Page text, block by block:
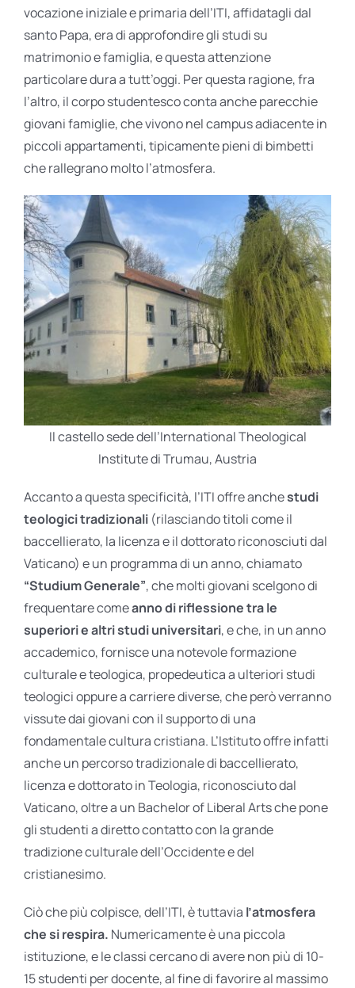
vocazione iniziale e primaria dell’ITI, affidatagli dal
santo Papa, era di approfondire gli studi su
matrimonio e famiglia, e questa attenzione
particolare dura a tutt’oggi. Per questa ragione, fra
l’altro, il corpo studentesco conta anche parecchie
giovani famiglie, che vivono nel campus adiacente in
piccoli appartamenti, tipicamente pieni di bimbetti
che rallegrano molto l’atmosfera.
Il castello sede dell’International Theological
Institute di Trumau, Austria
Accanto a questa specificità, l’ITI offre anchestudi
teologici tradizionali (rilasciando titoli come il
baccellierato, la licenza e il dottorato riconosciuti dal
Vaticano) e un programma di un anno, chiamato
“Studium Generale”, che molti giovani scelgono di
frequentare comeanno di riflessione tra le
superiori e altri studi universitari, e che, in un anno
accademico, fornisce una notevole formazione
culturale e teologica, propedeutica a ulteriori studi
teologici oppure a carriere diverse, che però verranno
vissute dai giovani con il supporto di una
fondamentale cultura cristiana. L’Istituto offre infatti
anche un percorso tradizionale di baccellierato,
licenza e dottorato in Teologia, riconosciuto dal
Vaticano, oltre a un Bachelor of Liberal Arts che pone
gli studenti a diretto contatto con la grande
tradizione culturale dell’Occidente e del
cristianesimo.
Ciò che più colpisce, dell’ITI, è tuttavia l’atmosfera
che si respira. Numericamente è una piccola
istituzione, e le classi cercano di avere non più di 10-
15 studenti per docente, al fine di favorire al massimo